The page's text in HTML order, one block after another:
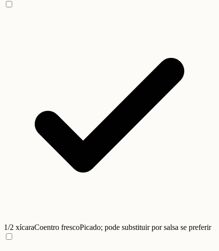
1/2 xícaraCoentro frescoPicado; pode substituir por salsa se preferir